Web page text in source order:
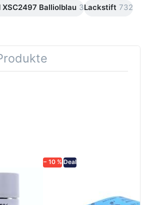
XSC2497 Balliolblau 3Lackstift 732
− 10 % Deal
diversen Körnungen